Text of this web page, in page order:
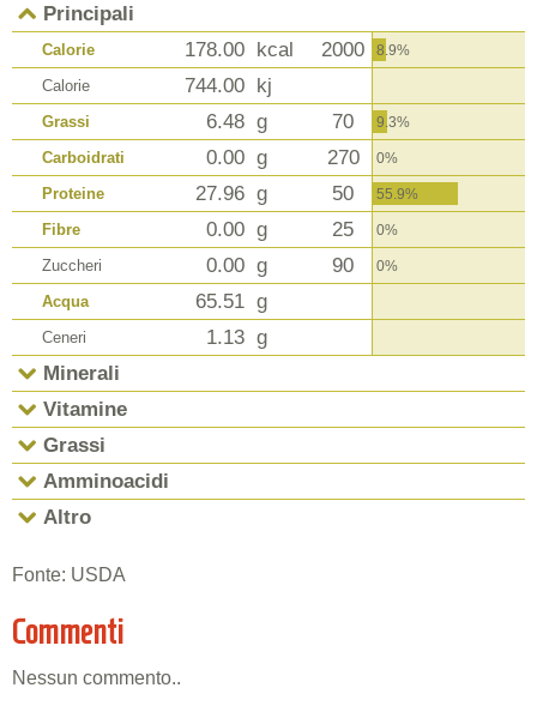
Principali
Calorie 178.00 kcal 2000 8.9%
Calorie 744.00 kj
Grassi 6.48 g 70 9.3%
Carboidrati 0.00 g 270 0%
Proteine 27.96 g 50 55.9%
Fibre 0.00 g 25 0%
Zuccheri 0.00 g 90 0%
Acqua 65.51 g
Ceneri 1.13 g
Minerali
Vitamine
Grassi
Amminoacidi
Altro
Fonte: USDA
Commenti
Nessun commento..